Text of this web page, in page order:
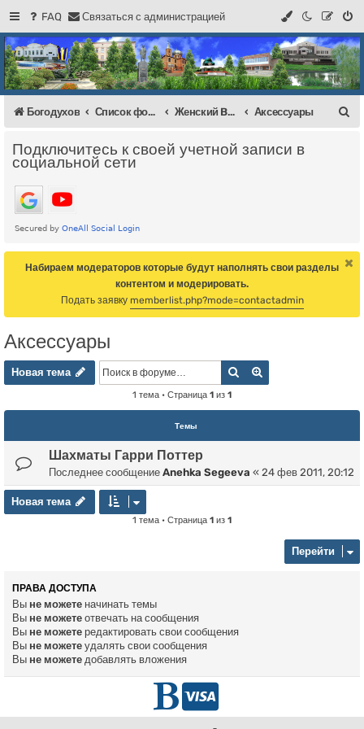
FAQ Связаться с администрацией
Регистрация
Форум Богодухова
Богодухов
Богодухов Список форумов Женский BAZAAR Аксессуары
Подключитесь к своей учетной записи в
социальной сети
Набираем модераторов которые будут наполнять свои разделы
контентом и модерировать.
Подать заявку memberlist.php?mode=contactadmin
Аксессуары
Новая тема
Новая тема Поиск
1 тема • Страница 1 из 1
Темы
Шахматы Гарри Поттер
Последнее сообщение Anehka Segeeva « 24 фев 2011, 20:12
Новая тема
Новая тема
1 тема • Страница 1 из 1
Перейти
ПРАВА ДОСТУПА
Вы не можете начинать темы
Вы не можете отвечать на сообщения
Вы не можете редактировать свои сообщения
Вы не можете удалять свои сообщения
Вы не можете добавлять вложения
Г
D